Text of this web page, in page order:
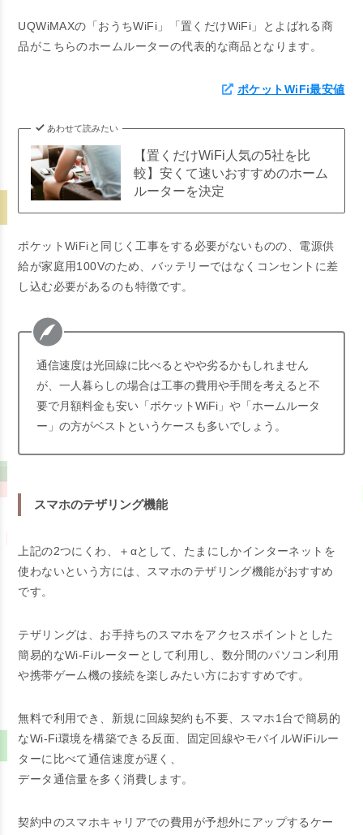
UQWiMAXの「おうちWiFi」「置くだけWiFi」とよばれる商
品がこちらのホームルーターの代表的な商品となります。
ポケットWiFi最安値
あわせて読みたい
【置くだけWiFi人気の5社を比
較】安くて速いおすすめのホーム
ルーターを決定
ポケットWiFiと同じく工事をする必要がないものの、電源供
給が家庭用100Vのため、バッテリーではなくコンセントに差
し込む必要があるのも特徴です。
通信速度は光回線に比べるとやや劣るかもしれません
が、一人暮らしの場合は工事の費用や手間を考えると不
要で月額料金も安い「ポケットWiFi」や「ホームルータ
ー」の方がベストというケースも多いでしょう。
スマホのテザリング機能
上記の2つにくわ、＋αとして、たまにしかインターネットを
使わないという方には、スマホのテザリング機能がおすすめ
です。
テザリングは、お手持ちのスマホをアクセスポイントとした
簡易的なWi-Fiルーターとして利用し、数分間のパソコン利用
や携帯ゲーム機の接続を楽しみたい方におすすめです。
無料で利用でき、新規に回線契約も不要、スマホ1台で簡易的
なWi-Fi環境を構築できる反面、固定回線やモバイルWiFiルー
ターに比べて通信速度が遅く、
データ通信量を多く消費します。
契約中のスマホキャリアでの費用が予想外にアップするケー